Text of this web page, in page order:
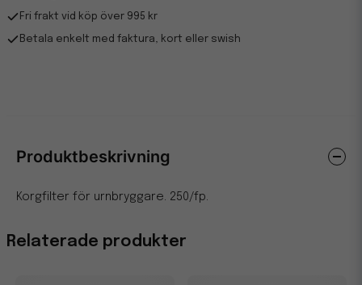
Fri frakt vid köp över 995 kr
Betala enkelt med faktura, kort eller swish
Relaterade produkter
Produktbeskrivning
Korgfilter för urnbryggare. 250/fp.